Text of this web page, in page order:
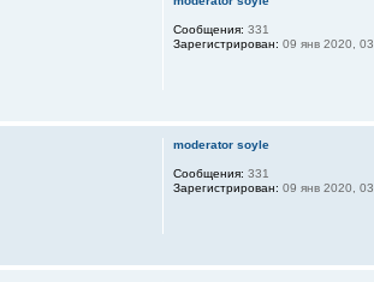
Сообщения: 331
Зарегистрирован: 09 янв 2020,
moderator soyle
Сообщения: 331
Зарегистрирован: 09 янв 2020,